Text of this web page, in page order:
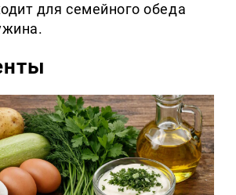
для семейного обеда